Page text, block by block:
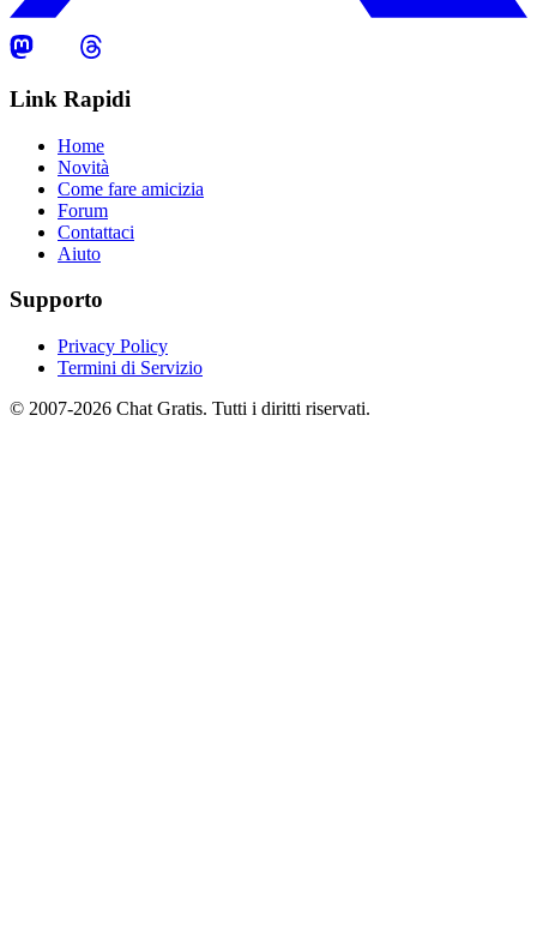
Link Rapidi
Home
Novità
Come fare amicizia
Forum
Contattaci
Aiuto
Supporto
Privacy Policy
Termini di Servizio
© 2007-2026 Chat Gratis. Tutti i diritti riservati.